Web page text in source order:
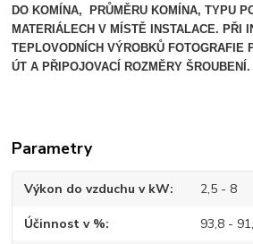
DO KOMÍNA, PRŮMĚRU KOMÍNA, TYPU
MATERIÁLECH V MÍSTĚ INSTALACE. PŘI
TEPLOVODNÍCH VÝROBKŮ FOTOGRAFIE
ÚT A PŘIPOJOVACÍ ROZMĚRY ŠROUBENÍ.
Parametry
Výkon do vzduchu v kW 2,5 - 8
Účinnost v % 93,8 -